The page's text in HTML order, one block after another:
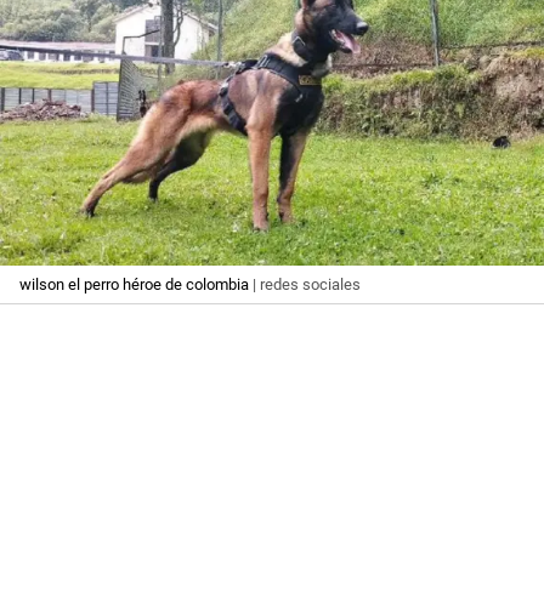
wilson el perro héroe de colombia | redes sociales